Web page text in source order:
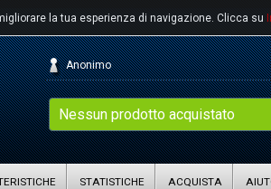
la tua esperienza di navigazione. Clicca su
Nessun prodotto acquistato
Anonimo
STATISTICHE ACQUISTA